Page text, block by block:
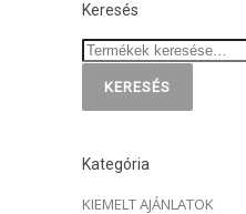
Keresés
KERESÉS
Kategória
KIEMELT AJÁNLATOK